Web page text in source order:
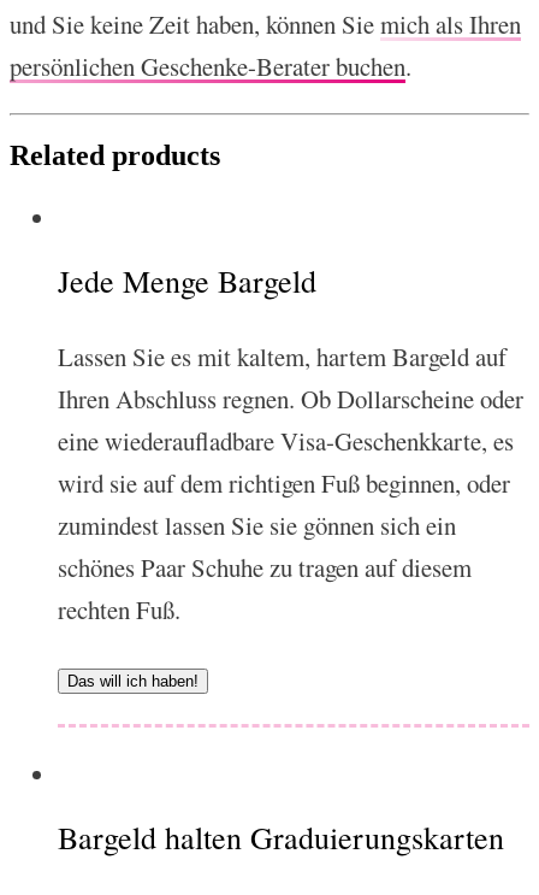
und Sie keine Zeit haben, können Siemich als Ihren
persönlichen Geschenke-Berater buchen.
Related products
Jede Menge Bargeld
Lassen Sie es mit kaltem, hartem Bargeld auf
Ihren Abschluss regnen. Ob Dollarscheine oder
eine wiederaufladbare Visa-Geschenkkarte, es
wird sie auf dem richtigen Fuß beginnen, oder
zumindest lassen Sie sie gönnen sich ein
schönes Paar Schuhe zu tragen auf diesem
rechten Fuß.
Das will ich haben!
Bargeld halten Graduierungskarten